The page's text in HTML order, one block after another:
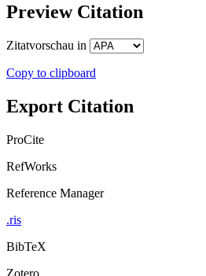
Preview Citation
Zitatvorschau in
Copy to clipboard
Export Citation
ProCite
RefWorks
Reference Manager
.ris
BibTeX
Zotero